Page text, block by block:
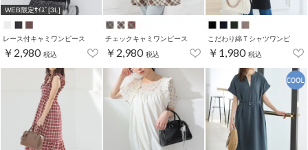
WEB限定ｻｲｽﾞ[3L]
レース付キャミワンピース
￥2,980 税込
チェックキャミワンピース
￥2,980 税込
こだわり綿Ｔシャツワンピ
￥1,980 税込